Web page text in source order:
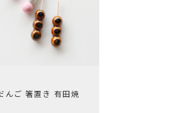
んご 箸置き 有田焼